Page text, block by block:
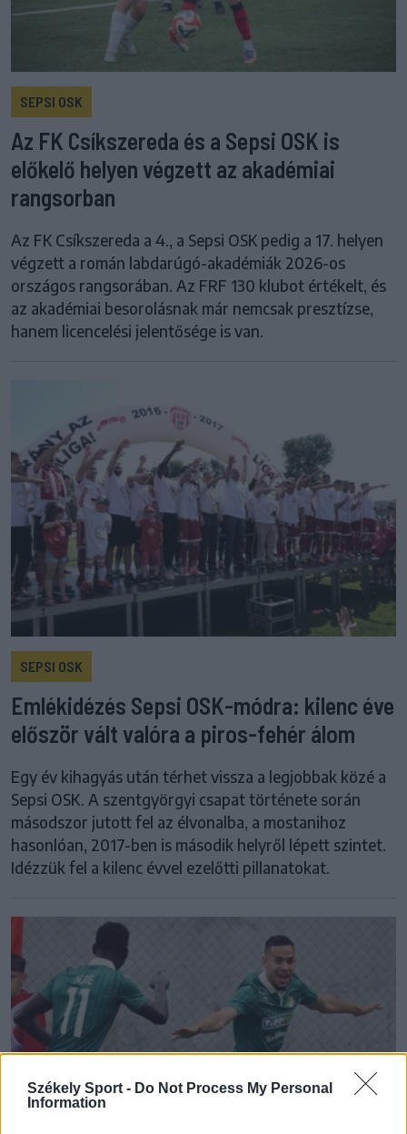
Székely Sport - Do Not Process My Personal
Information
SEPSI OSK
Az FK Csíkszereda és a Sepsi OSK is
előkelő helyen végzett az akadémiai
rangsorban
Az FK Csíkszereda a 4., a Sepsi OSK pedig a 17. helyen
végzett a román labdarúgó-akadémiák 2026-os
országos rangsorában. Az FRF 130 klubot értékelt, és
az akadémiai besorolásnak már nemcsak presztízse,
hanem licencelési jelentősége is van.
SEPSI OSK
Emlékidézés Sepsi OSK-módra: kilenc éve
először vált valóra a piros-fehér álom
Egy év kihagyás után térhet vissza a legjobbak közé a
Sepsi OSK. A szentgyörgyi csapat története során
másodszor jutott fel az élvonalba, a mostanihoz
hasonlóan, 2017-ben is második helyről lépett szintet.
Idézzük fel a kilenc évvel ezelőtti pillanatokat.